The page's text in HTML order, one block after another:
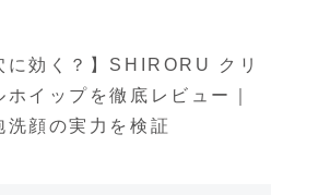
に効く？】SHIRORU クリ
ホイップを徹底レビュー｜
洗顔の実力を検証